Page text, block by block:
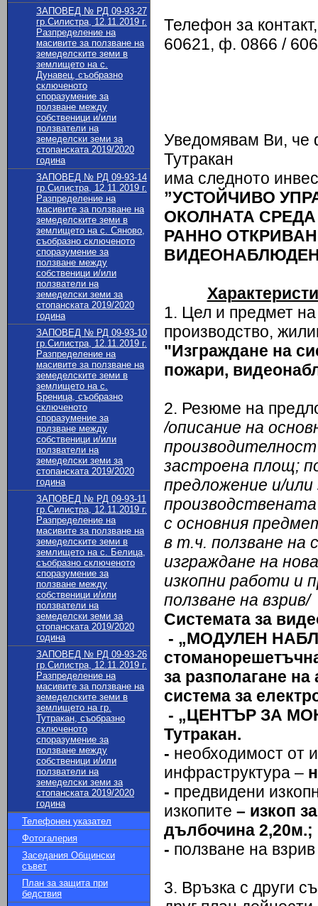
ЗАПОВЕД № РД 09-93-27
гр.Силистра, 12.11.2019 г.
Разпределение на
масивите за ползване на
земеделските земи в
землището на с.
Дунавец, съобразно
сключеното
споразумение за
ползване между
собственици и/или
ползватели на
земеделски земи за
стопанската 2019/2020
година
ЗАПОВЕД № РД 09-93-14
гр.Силистра, 12.11.2019 г.
Разпределение на
масивите за ползване на
земеделските земи в
землището на с. Сяново,
съобразно сключеното
споразумение за
ползване между
собственици и/или
ползватели на
земеделски земи за
стопанската 2019/2020
година
ЗАПОВЕД № РД 09-93-10
гр.Силистра, 12.11.2019 г.
Разпределение на
масивите за ползване на
земеделските земи в
землището на с.
Бреница, съобразно
сключеното
споразумение за
ползване между
собственици и/или
ползватели на
земеделски земи за
стопанската 2019/2020
година
ЗАПОВЕД № РД 09-93-11
гр.Силистра, 12.11.2019 г.
Разпределение на
масивите за ползване на
земеделските земи в
землището на с. Белица,
съобразно сключеното
споразумение за
ползване между
собственици и/или
ползватели на
земеделски земи за
стопанската 2019/2020
година
ЗАПОВЕД № РД 09-93-26
гр.Силистра, 12.11.2019 г.
Разпределение на
масивите за ползване на
земеделските земи в
землището на гр.
Тутракан, съобразно
сключеното
споразумение за
ползване между
собственици и/или
ползватели на
земеделски земи за
стопанската 2019/2020
година
Телефонен указател
Фотогалерия
Заседания Общински
съвет
План за защита при
бедствия
Телефон за
60621, ф. 0866 /
Уведомявам Ви, че
Тутракан
има следното
”УСТОЙЧИВО
ОКОЛНАТА
РАННО
1. Цел и предмет
производство,
"Изграждане на
пожари,
2. Резюме на
/описание на
застроена площ;
предложение и/
с основния
в т.ч. ползване
изграждане на
изкопни работи и
ползване на взрив/
Системата за
- „МОДУЛЕН
за разполагане
система за
- „ЦЕНТЪР ЗА
Тутракан.
- необходимост от
инфраструктура –
- предвидени
изкопите – изкоп
дълбочина 2,20м.;
- ползване на
3. Връзка с други